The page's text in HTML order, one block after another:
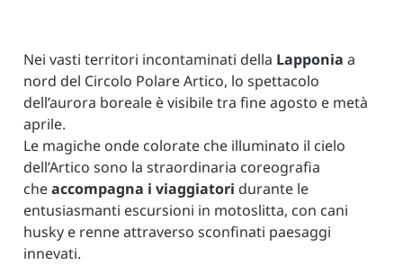
Nei vasti territori incontaminati della Lapponia a
nord del Circolo Polare Artico, lo spettacolo
dell’aurora boreale è visibile tra fine agosto e metà
aprile.
Le magiche onde colorate che illuminato il cielo
dell’Artico sono la straordinaria coreografia
cheaccompagna i viaggiatori durante le
entusiasmanti escursioni in motoslitta, con cani
husky e renne attraverso sconfinati paesaggi
innevati.